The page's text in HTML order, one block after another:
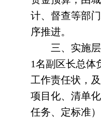
计、督查等部
序推进。
三、实施层
1名副区长总体
工作责任状，
项目化、清单
任务、定标准